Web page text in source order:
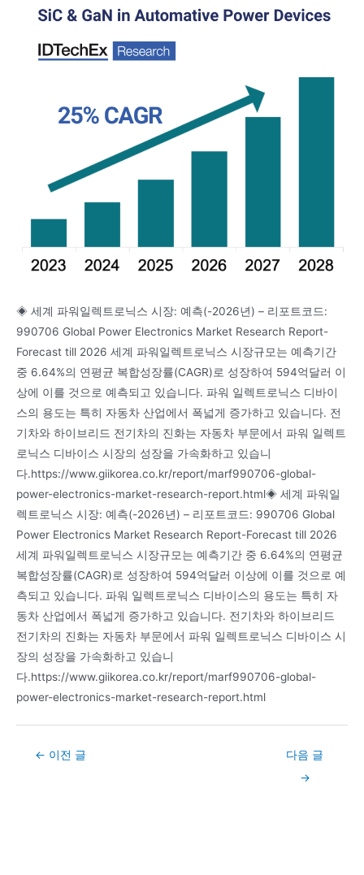
◈ 세계 파워일렉트로닉스 시장: 예측(-2026년) – 리포트코드:
990706 Global Power Electronics Market Research Report-
Forecast till 2026 세계 파워일렉트로닉스 시장규모는 예측기간
중 6.64%의 연평균 복합성장률(CAGR)로 성장하여 594억달러 이
상에 이를 것으로 예측되고 있습니다. 파워 일렉트로닉스 디바이
스의 용도는 특히 자동차 산업에서 폭넓게 증가하고 있습니다. 전
기차와 하이브리드 전기차의 진화는 자동차 부문에서 파워 일렉트
로닉스 디바이스 시장의 성장을 가속화하고 있습니
다.https://www.giikorea.co.kr/report/marf990706-global-
power-electronics-market-research-report.html◈ 세계 파워일
렉트로닉스 시장: 예측(-2026년) – 리포트코드: 990706 Global
Power Electronics Market Research Report-Forecast till 2026
세계 파워일렉트로닉스 시장규모는 예측기간 중 6.64%의 연평균
복합성장률(CAGR)로 성장하여 594억달러 이상에 이를 것으로 예
측되고 있습니다. 파워 일렉트로닉스 디바이스의 용도는 특히 자
동차 산업에서 폭넓게 증가하고 있습니다. 전기차와 하이브리드
전기차의 진화는 자동차 부문에서 파워 일렉트로닉스 디바이스 시
장의 성장을 가속화하고 있습니
다.https://www.giikorea.co.kr/report/marf990706-global-
power-electronics-market-research-report.html
Post← 이전 글
다음 글
→